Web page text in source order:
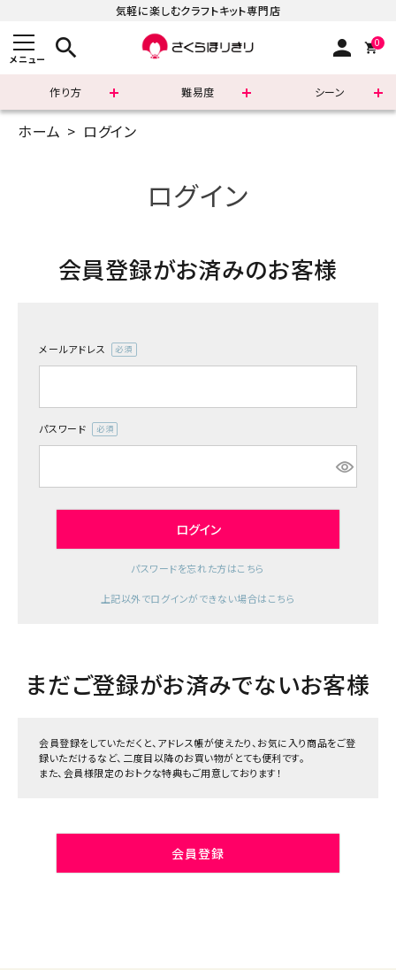
気軽に楽しむクラフトキット専門店
メニュー search person 0
作り方 難易度 シーン
まずはこちら
すべての商品
診断チャート
ジャンルで選ぶ
レビューを見る
コーポレートサイト
介護施設関係の方へ
ACCOUNT MENU
ログイン person 会員登録
ホーム ログイン
ログイン
会員登録がお済みのお客様
メールアドレス
(必
パスワード
(必
ログイン
パスワードを忘れた方はこちら
上記以外でログインができない場合はこちら
まだご登録がお済みでないお客様
会員登録をしていただくと、アドレス帳が使えたり、お気に入り商品をご登
録いただけるなど、二度目以降のお買い物がとても便利です。
また、会員様限定のおトクな特典もご用意しております！
会員登録